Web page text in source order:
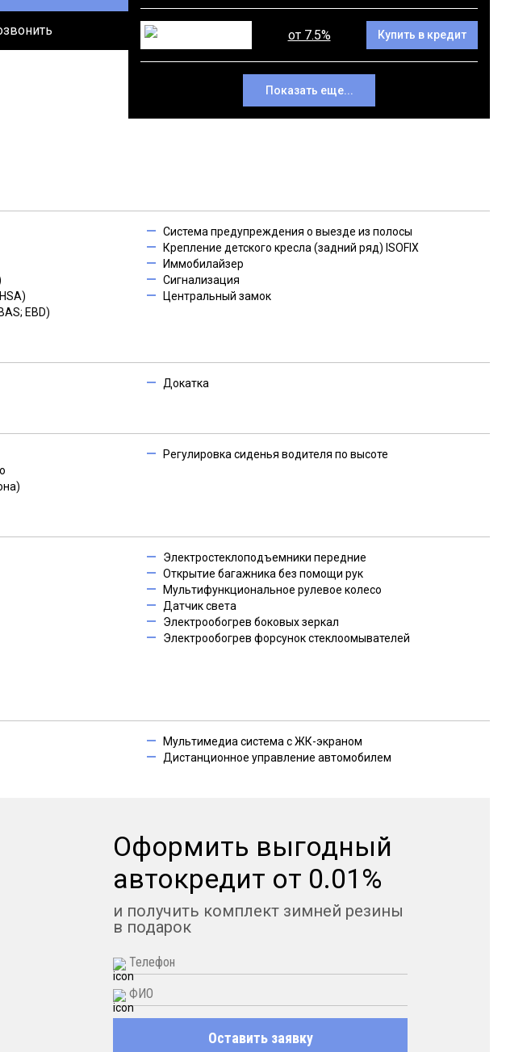
от 7.5% Купить в кредит
Показать еще...
EBD)
Система предупреждения о выезде из полосы
Крепление детского кресла (задний ряд) ISOFIX
Иммобилайзер
Сигнализация
Центральный замок
Докатка
Регулировка сиденья водителя по высоте
Электростеклоподъемники передние
Открытие багажника без помощи рук
Мультифункциональное рулевое колесо
Датчик света
Электрообогрев боковых зеркал
Электрообогрев форсунок стеклоомывателей
Мультимедиа система с ЖК-экраном
Дистанционное управление автомобилем
Оформить выгодный
автокредит от 0.01%
и получить комплект зимней резины
в подарок
Оставить заявку